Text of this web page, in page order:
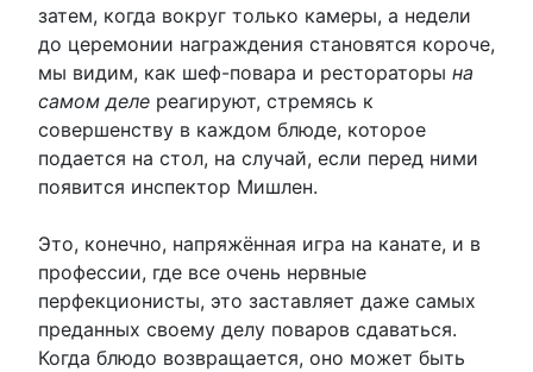
затем, когда вокруг только камеры, а недели
до церемонии награждения становятся короче,
мы видим, как шеф-повара и рестораторы на
самом деле реагируют, стремясь к
совершенству в каждом блюде, которое
подается на стол, на случай, если перед ними
появится инспектор Мишлен.
Это, конечно, напряжённая игра на канате, и в
профессии, где все очень нервные
перфекционисты, это заставляет даже самых
преданных своему делу поваров сдаваться.
Когда блюдо возвращается, оно может быть